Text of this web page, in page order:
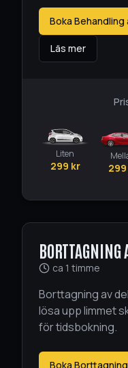
Boka
Läs mer
Liten
299 kr 299
BORTTAGNING
ca 1 timme
Borttagning av
lösa upp limmet
för tidsbokning.
Boka